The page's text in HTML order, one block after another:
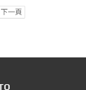
下一頁